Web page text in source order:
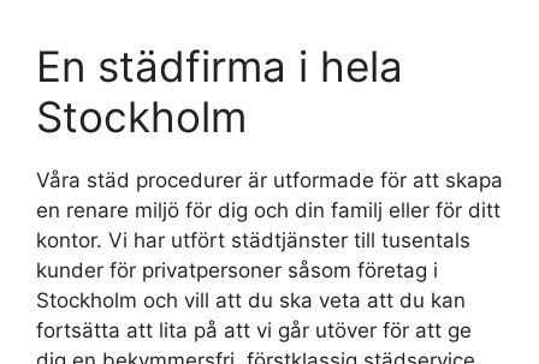
En städfirma i hela
Stockholm
Våra städ procedurer är utformade för att skapa
en renare miljö för dig och din familj eller för ditt
kontor. Vi har utfört städtjänster till tusentals
kunder för privatpersoner såsom företag i
Stockholm och vill att du ska veta att du kan
fortsätta att lita på att vi går utöver för att ge